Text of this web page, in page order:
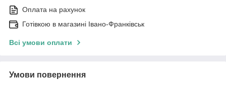
Оплата на рахунок
Готівкою в магазині Івано-Франківськ
Всі умови оплати
Умови повернення